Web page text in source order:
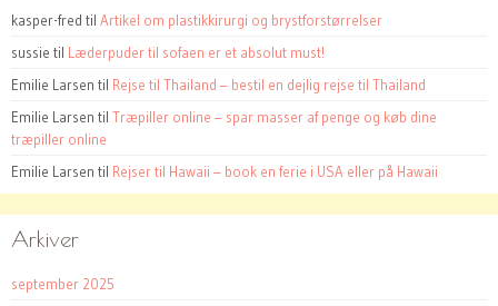
kasper-fred til Artikel om plastikkirurgi og brystforstørrelser
sussie til Læderpuder til sofaen er et absolut must!
Emilie Larsen til Rejse til Thailand – bestil en dejlig rejse til Thailand
Emilie Larsen til Træpiller online – spar masser af penge og køb dine
træpiller online
Emilie Larsen til Rejser til Hawaii – book en ferie i USA eller på Hawaii
Arkiver
september 2025